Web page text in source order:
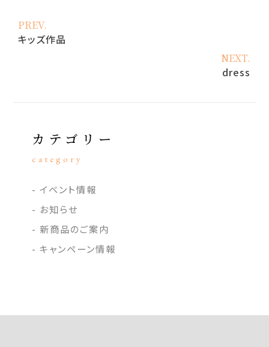
PREV.
キッズ作品
NEXT.
dress
カテゴリー
category
イベント情報
お知らせ
新商品のご案内
キャンペーン情報